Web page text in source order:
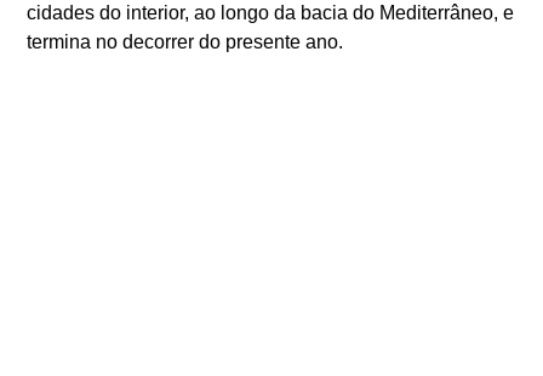
cidades do interior, ao longo da bacia do Mediterrâneo, e
termina no decorrer do presente ano.